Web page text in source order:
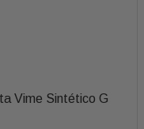
Vime Sintético G